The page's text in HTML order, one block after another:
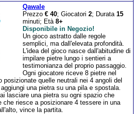
Qawale
Prezzo € 40; Giocatori 2; Durata 15
minuti; Età 8+
Disponibile in Negozio!
Un gioco astratto dalle regole
semplici, ma dall'elevata profondità.
L'idea del gioco nasce dall'abitudine di
impilare pietre lungo i sentieri a
testimonianza del proprio passaggio.
Ogni giocatore riceve 8 pietre nel
posizionate quelle neutrali nei 4 angoli del
una pietra su una pila e spostala.
lasciare una pietra su ogni spazio che
che riesce a posizionare 4 tessere in una
vince la partita.